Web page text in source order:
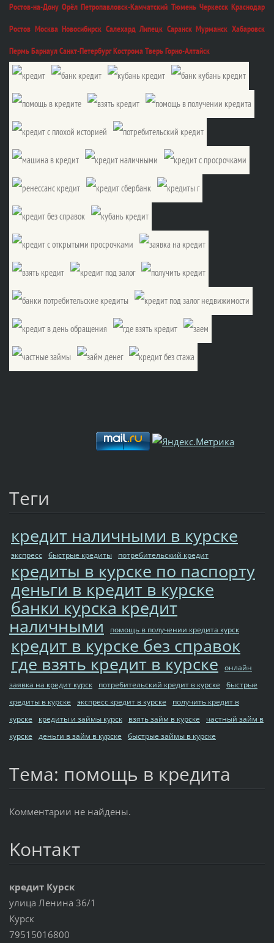
Ростов-на-Дону Орёл Петропавловск-Камчатский Тюмень Черкесск Краснодар
Ростов Москва Новосибирск Салехард Липецк Саранск Мурманск Хабаровск
Пермь Барнаул Санкт-Петербург Кострома Тверь Горно-Алтайск
Теги
кредит наличными в курске
экспресс быстрые кредиты потребительский кредит
кредиты в курске по паспорту
деньги в кредит в курске
банки курска кредит
наличными
помощь в получении кредита курск
кредит в курске без справок
где взять кредит в курске
онлайн
заявка на кредит курск
потребительский кредит в курске
быстрые
кредиты в курске
экспресс кредит в курске
получить кредит в
курске
кредиты и займы курск взять займ в курске
частный займ в
курске
деньги в займ в курске быстрые займы в курске
Тема: помощь в кредита
Комментарии не найдены.
Koнтакт
кредит Курск
улица Ленина 36/1
Курск
79515016800